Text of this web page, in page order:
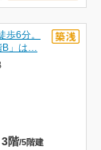
歩6分。
B」は…
3階/5階建